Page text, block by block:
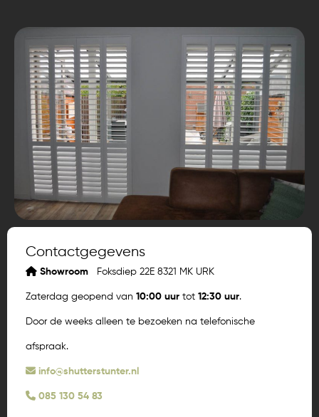
Contactgegevens
Showroom Foksdiep 22E 8321 MK URK
Zaterdag geopend van 10:00 uur tot 12:30 uur.
Door de weeks alleen te bezoeken na telefonische
afspraak.
info@shutterstunter.nl
085 130 54 83